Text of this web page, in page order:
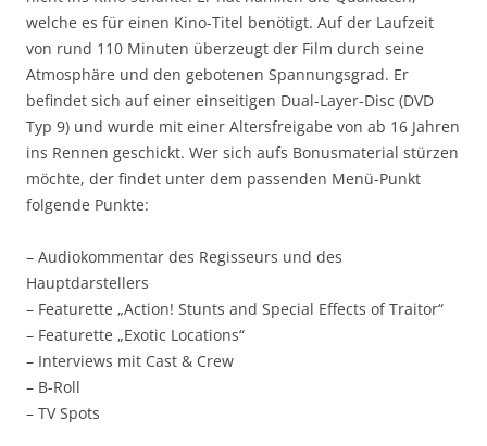
welche es für einen Kino-Titel benötigt. Auf der Laufzeit
von rund 110 Minuten überzeugt der Film durch seine
Atmosphäre und den gebotenen Spannungsgrad. Er
befindet sich auf einer einseitigen Dual-Layer-Disc (DVD
Typ 9) und wurde mit einer Altersfreigabe von ab 16 Jahren
ins Rennen geschickt. Wer sich aufs Bonusmaterial stürzen
möchte, der findet unter dem passenden Menü-Punkt
folgende Punkte:
– Audiokommentar des Regisseurs und des
Hauptdarstellers
– Featurette „Action! Stunts and Special Effects of Traitor“
– Featurette „Exotic Locations“
– Interviews mit Cast & Crew
– B-Roll
– TV Spots